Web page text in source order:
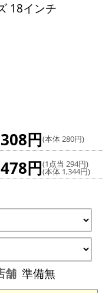
18インチ
308円(本体 280円)
円(1点当 294円)
(本体 1,344円)
舗 準備無